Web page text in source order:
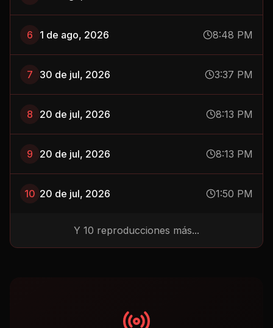
6 1 de ago, 2026 8:48 PM
7 30 de jul, 2026 3:37 PM
8 20 de jul, 2026 8:13 PM
9 20 de jul, 2026 8:13 PM
10 20 de jul, 2026 1:50 PM
Y 10 reproducciones más...